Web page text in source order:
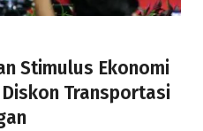
Stimulus Ekonomi
Transportasi